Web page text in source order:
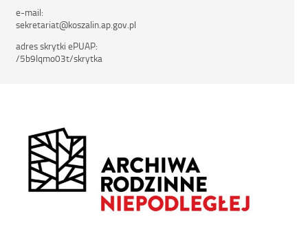
e-mail:
sekretariat@koszalin.ap.gov.pl
adres skrytki ePUAP:
/5b9lqmo03t/skrytka